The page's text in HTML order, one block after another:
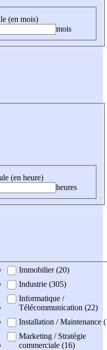
(en mois)
mois
(en heure)
heures
Immobilier (20)
Industrie (305)
Informatique /
Télécommunication (22)
Installation / Maintenance
Marketing / Stratégie
commerciale (16)